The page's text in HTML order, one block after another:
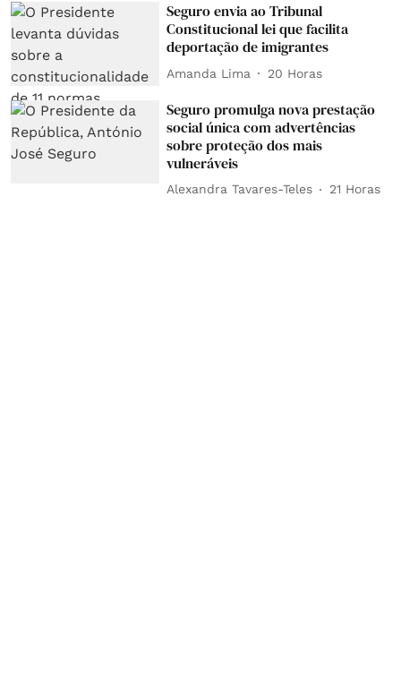
Seguro envia ao Tribunal
Constitucional lei que facilita
deportação de imigrantes
Amanda Lima 20 Horas
Seguro promulga nova prestação
social única com advertências
sobre proteção dos mais
vulneráveis
Alexandra Tavares-Teles 21 Horas